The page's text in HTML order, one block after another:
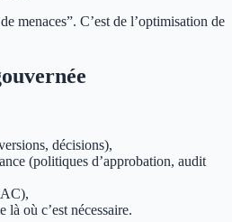
menaces”. C’est de l’optimisation de
décisions),
(politiques d’approbation, audit
là où c’est nécessaire.